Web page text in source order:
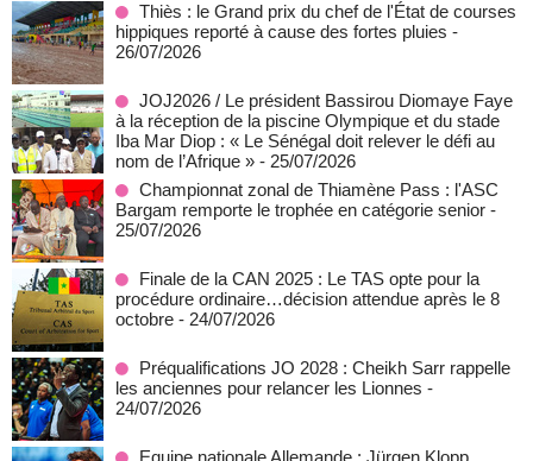
Thiès : le Grand prix du chef de l'État de courses
hippiques reporté à cause des fortes pluies -
26/07/2026
JOJ2026 / Le président Bassirou Diomaye Faye
à la réception de la piscine Olympique et du stade
Iba Mar Diop : « Le Sénégal doit relever le défi au
nom de l’Afrique » - 25/07/2026
Championnat zonal de Thiamène Pass : l'ASC
Bargam remporte le trophée en catégorie senior -
25/07/2026
Finale de la CAN 2025 : Le TAS opte pour la
procédure ordinaire…décision attendue après le 8
octobre - 24/07/2026
Préqualifications JO 2028 : Cheikh Sarr rappelle
les anciennes pour relancer les Lionnes -
24/07/2026
Equipe nationale Allemande : Jürgen Klopp